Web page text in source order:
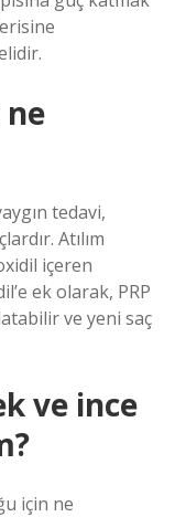
ne
tedavi,
Atılım
içeren
ek olarak, PRP
ve yeni saç
ve ince
için ne